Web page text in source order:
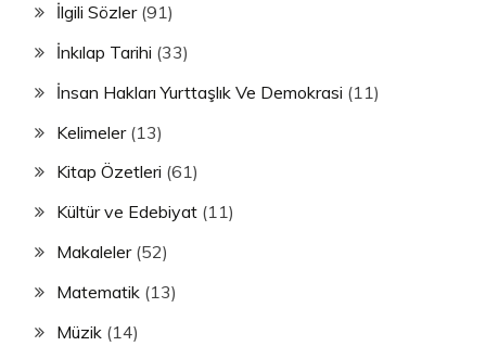
İlgili Sözler(91)
İnkılap Tarihi (33)
İnsan Hakları Yurttaşlık Ve Demokrasi (11)
Kelimeler(13)
Kitap Özetleri (61)
Kültür ve Edebiyat (11)
Makaleler(52)
Matematik (13)
Müzik (14)